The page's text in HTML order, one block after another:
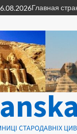
Главная
СТАРОДАВНІХ